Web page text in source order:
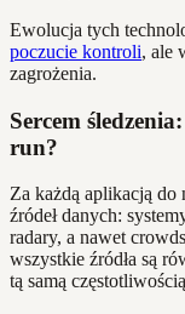
Ewolucja tych
poczucie kontroli, ale
zagrożenia.
Sercem
run?
Za każdą aplikacją do
źródeł danych:
radary, a nawet
wszystkie źródła są
tą samą